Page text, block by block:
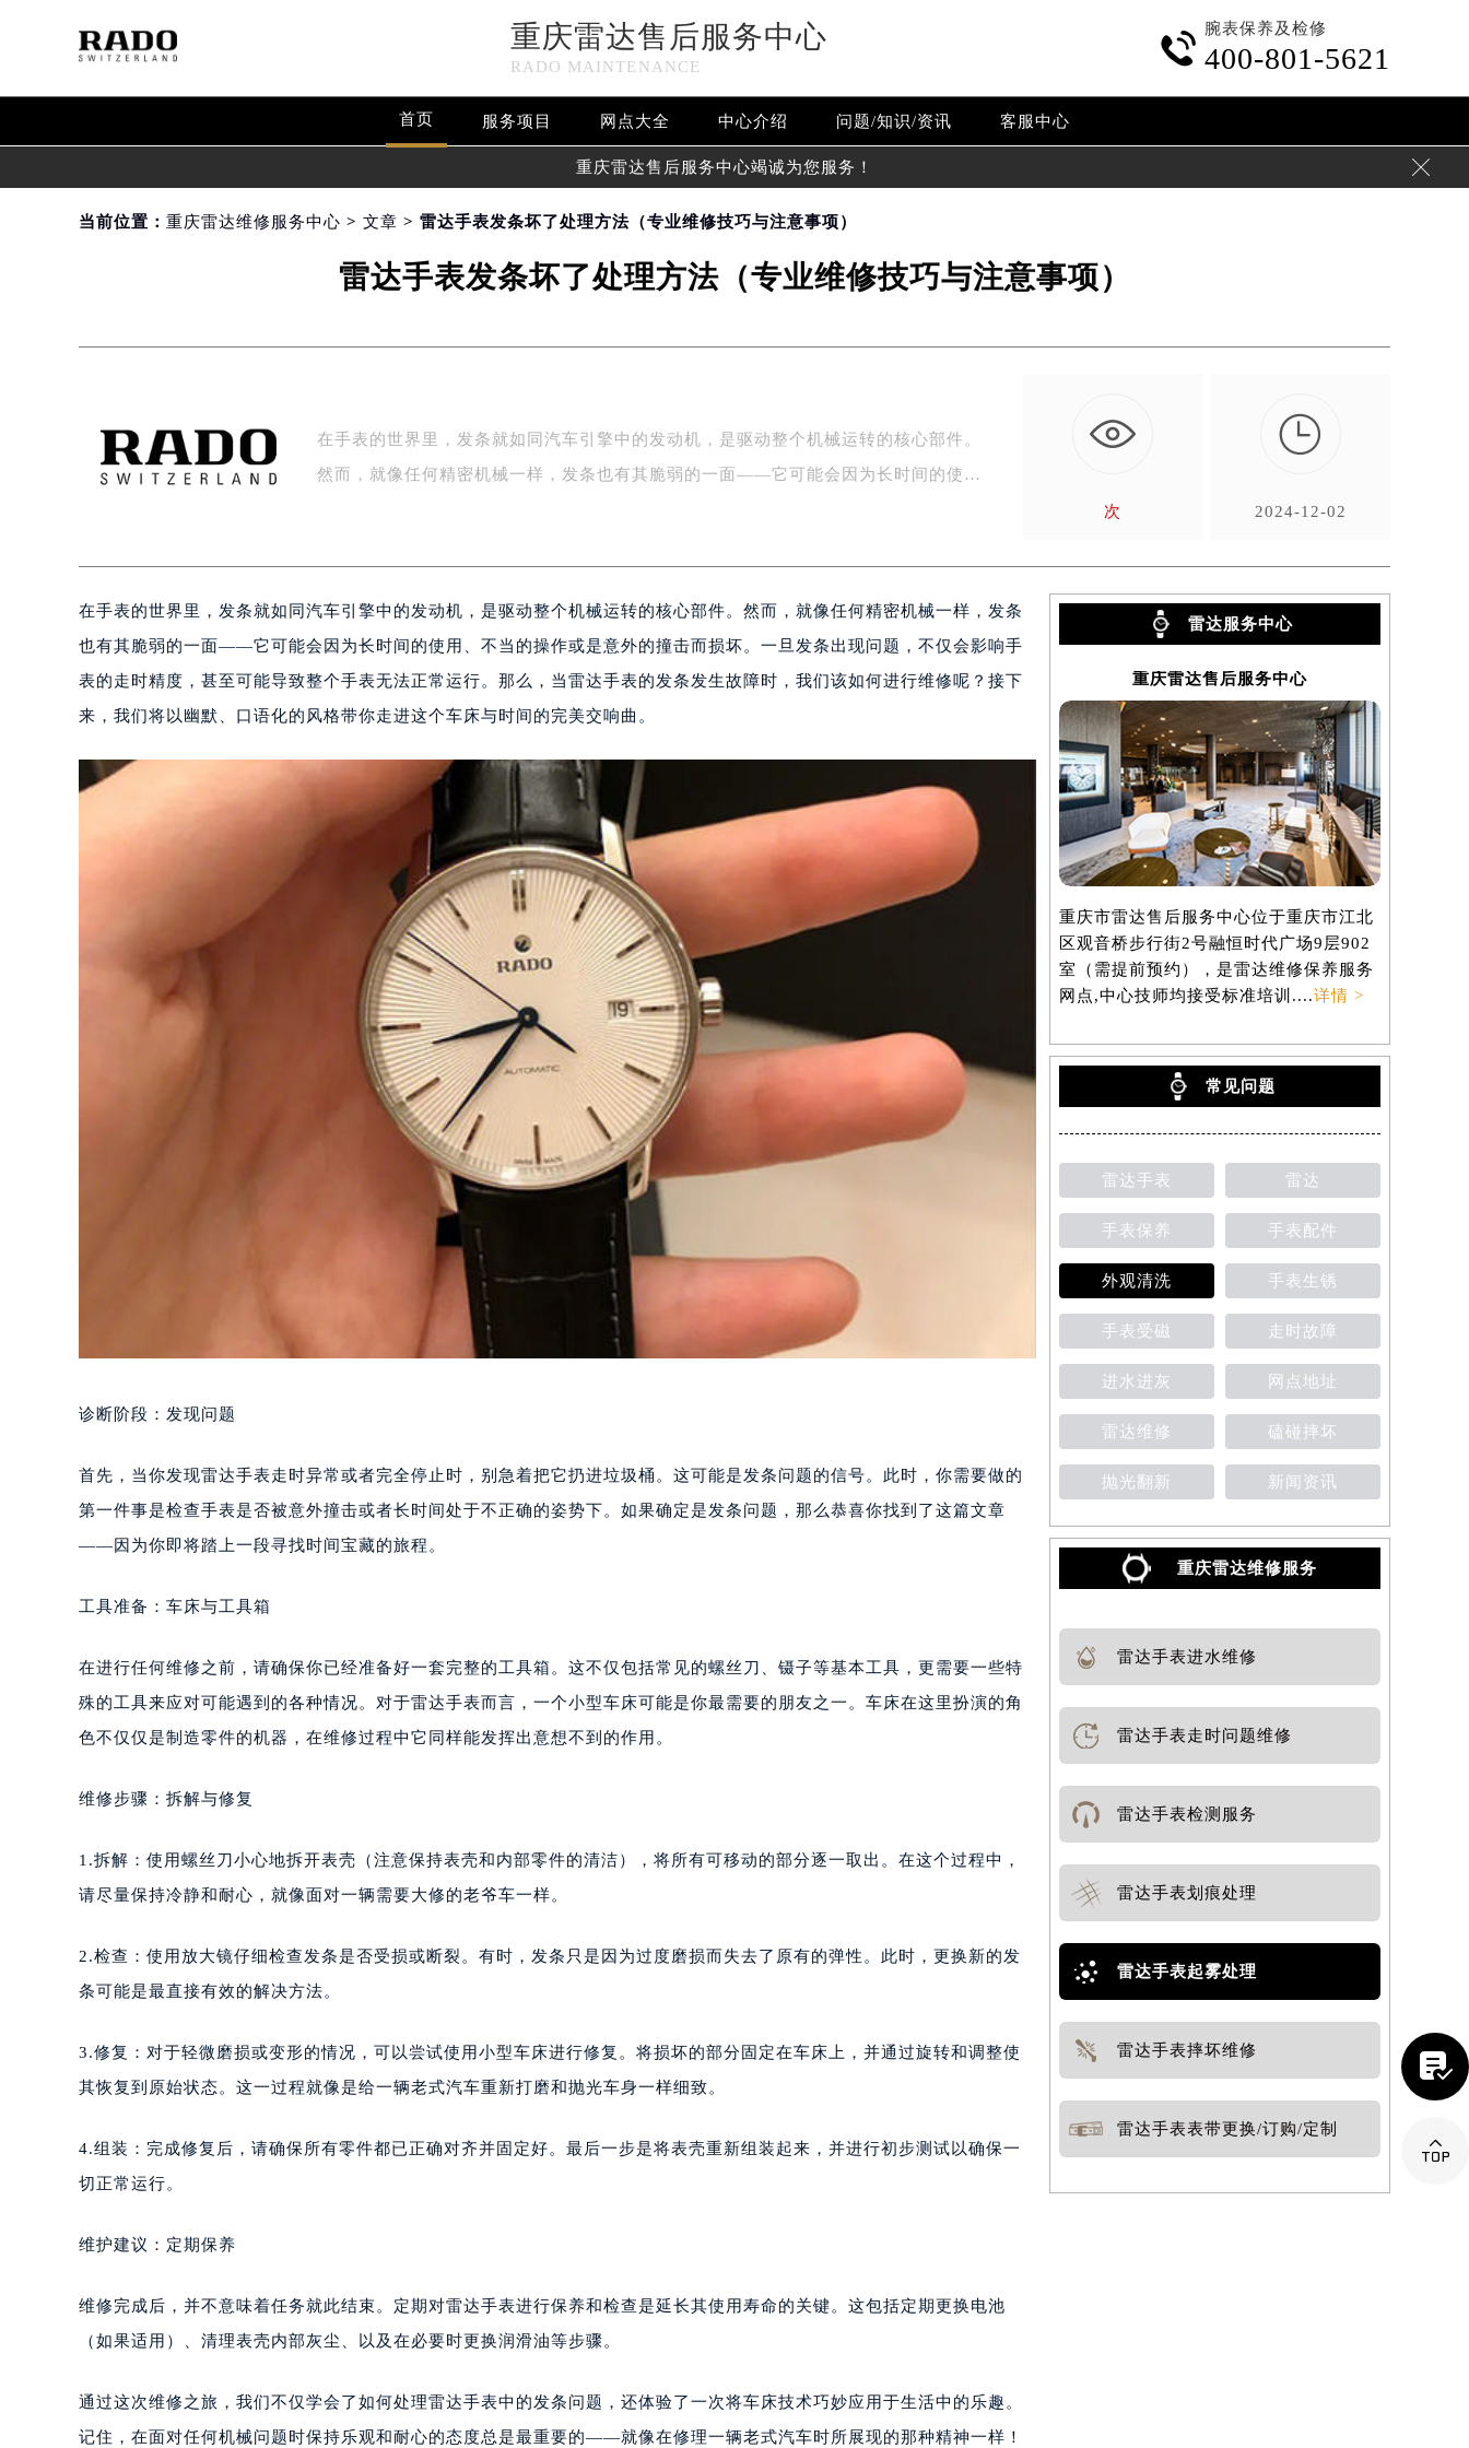
重庆雷达售后服务中心
RADO MAINTENANCE

腕表保养及检修
400-801-5621
首页 服务项目 网点大全 中心介绍 问题/知识/资讯 客服中心
重庆雷达售后服务中心竭诚为您服务！ 
当前位置： 重庆雷达维修服务中心 > 文章 > 雷达手表发条坏了处理方法（专业维修技巧与注意事项）
雷达手表发条坏了处理方法（专业维修技巧与注意事项）
在手表的世界里，发条就如同汽车引擎中的发动机，是驱动整个机械运转的核心部件。
然而，就像任何精密机械一样，发条也有其脆弱的一面——它可能会因为长时间的使…
次

2024-12-02
在手表的世界里，发条就如同汽车引擎中的发动机，是驱动整个机械运转的核心部件。然而，就像任何精密机械一样，发条
也有其脆弱的一面——它可能会因为长时间的使用、不当的操作或是意外的撞击而损坏。一旦发条出现问题，不仅会影响手
表的走时精度，甚至可能导致整个手表无法正常运行。那么，当雷达手表的发条发生故障时，我们该如何进行维修呢？接下
来，我们将以幽默、口语化的风格带你走进这个车床与时间的完美交响曲。
诊断阶段：发现问题
首先，当你发现雷达手表走时异常或者完全停止时，别急着把它扔进垃圾桶。这可能是发条问题的信号。此时，你需要做的
第一件事是检查手表是否被意外撞击或者长时间处于不正确的姿势下。如果确定是发条问题，那么恭喜你找到了这篇文章
——因为你即将踏上一段寻找时间宝藏的旅程。
工具准备：车床与工具箱
在进行任何维修之前，请确保你已经准备好一套完整的工具箱。这不仅包括常见的螺丝刀、镊子等基本工具，更需要一些特
殊的工具来应对可能遇到的各种情况。对于雷达手表而言，一个小型车床可能是你最需要的朋友之一。车床在这里扮演的角
色不仅仅是制造零件的机器，在维修过程中它同样能发挥出意想不到的作用。
维修步骤：拆解与修复
1.拆解：使用螺丝刀小心地拆开表壳（注意保持表壳和内部零件的清洁），将所有可移动的部分逐一取出。在这个过程中，
请尽量保持冷静和耐心，就像面对一辆需要大修的老爷车一样。
2.检查：使用放大镜仔细检查发条是否受损或断裂。有时，发条只是因为过度磨损而失去了原有的弹性。此时，更换新的发
条可能是最直接有效的解决方法。
3.修复：对于轻微磨损或变形的情况，可以尝试使用小型车床进行修复。将损坏的部分固定在车床上，并通过旋转和调整使
其恢复到原始状态。这一过程就像是给一辆老式汽车重新打磨和抛光车身一样细致。
4.组装：完成修复后，请确保所有零件都已正确对齐并固定好。最后一步是将表壳重新组装起来，并进行初步测试以确保一
切正常运行。
维护建议：定期保养
维修完成后，并不意味着任务就此结束。定期对雷达手表进行保养和检查是延长其使用寿命的关键。这包括定期更换电池
（如果适用）、清理表壳内部灰尘、以及在必要时更换润滑油等步骤。
通过这次维修之旅，我们不仅学会了如何处理雷达手表中的发条问题，还体验了一次将车床技术巧妙应用于生活中的乐趣。
记住，在面对任何机械问题时保持乐观和耐心的态度总是最重要的——就像在修理一辆老式汽车时所展现的那种精神一样！
雷达服务中心
重庆雷达售后服务中心
重庆市雷达售后服务中心位于重庆市江北
区观音桥步行街2号融恒时代广场9层902
室（需提前预约），是雷达维修保养服务
网点,中心技师均接受标准培训....详情 >
常见问题
雷达手表 雷达
手表保养 手表配件
外观清洗 手表生锈
手表受磁 走时故障
进水进灰 网点地址
雷达维修 磕碰摔坏
抛光翻新 新闻资讯
重庆雷达维修服务
雷达手表进水维修
雷达手表走时问题维修
雷达手表检测服务
雷达手表划痕处理
雷达手表起雾处理
雷达手表摔坏维修
雷达手表表带更换/订购/定制

